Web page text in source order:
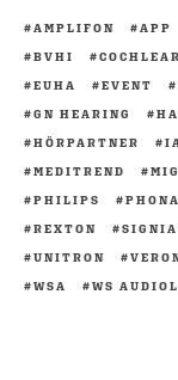
AMPLIFON APP
BVHI
COCHLEAR
EUHA
EVENT
GN HEARING
HÖRPARTNER
MEDITREND
PHILIPS
REXTON
SIGNIA
UNITRON
WSA
WS